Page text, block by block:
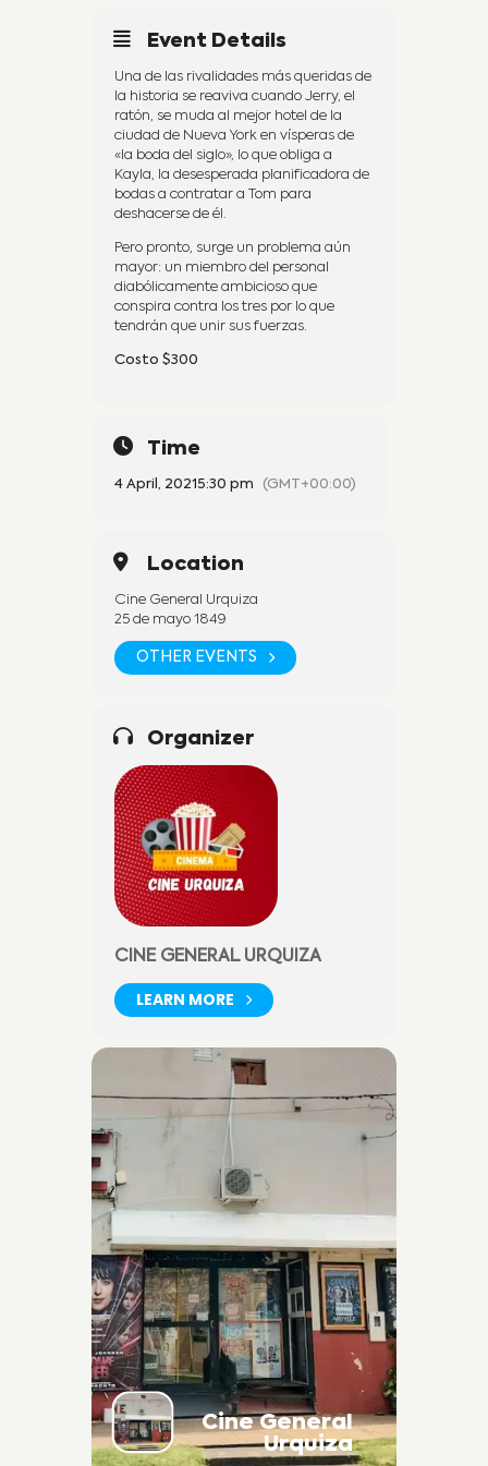
Event Details
Una de las rivalidades más queridas de
la historia se reaviva cuando Jerry, el
ratón, se muda al mejor hotel de la
ciudad de Nueva York en vísperas de
«la boda del siglo», lo que obliga a
Kayla, la desesperada planificadora de
bodas a contratar a Tom para
deshacerse de él.
Pero pronto, surge un problema aún
mayor: un miembro del personal
diabólicamente ambicioso que
conspira contra los tres por lo que
tendrán que unir sus fuerzas.
Costo $300
Time
4 April, 20215:30 pm (GMT+00:00)
Location
Cine General Urquiza
25 de mayo 1849
OTHER EVENTS
Organizer
CINE GENERAL URQUIZA
LEARN MORE
Cine General
Urquiza